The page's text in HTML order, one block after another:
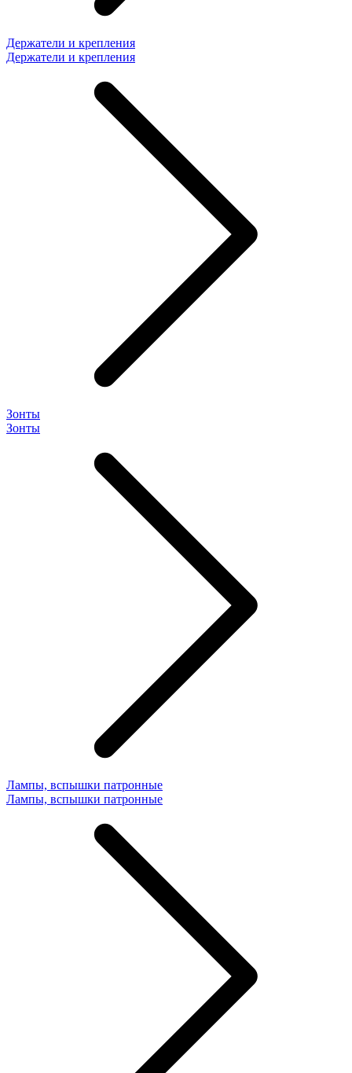
Держатели и крепления
Держатели и крепления
Зонты
Зонты
Лампы, вспышки патронные
Лампы, вспышки патронные